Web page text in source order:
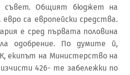
съвет. Общият бюджет на
са европейски средства.
е сред първата половина
одобрение. По думите й,
екипът на Министерство на
426- те забележки по